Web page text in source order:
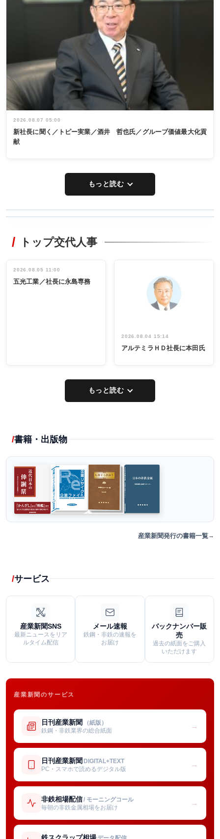
2026.08.07 05:00
新社長に聞く／トピー実業／酒井 哲也氏／グループ価値最大化貢
献
もっと読む
非鉄業界で
インタビュ
ー／社内ア
タックトレー
祝う 業界関
係者ら220人
出席
トップ交代人事
2026.08.05 11:00
五光工業／社長に永島専務
2026.08.04 15:14
アルテミラＨＤ社長に本田氏
もっと読む
書籍・出版物
産業新聞発行の書籍一覧
サービス
産業新聞SNS
最新ニュースをリア
ルタイム配信
メール速報
鉄鋼・非鉄の速報を
お届け
バックナンバー販
売
過去の紙面をご購入
いただけます
産業新聞のサービス
日刊産業新聞 （紙版）
鉄鋼・非鉄業界の総合紙面
→
日刊産業新聞 DIGITAL+TEXT
PC・スマホで読めるデジタル版
→
非鉄相場配信/ モーニングコール
毎朝の非鉄金属相場をお届け
→
鉄スクラップ相場 データ配信